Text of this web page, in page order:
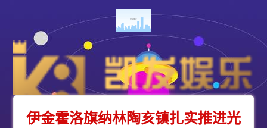
伊金霍洛旗纳林陶亥镇扎实推进光